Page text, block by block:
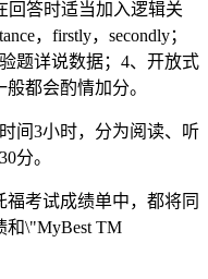
回答时适当加入逻辑关
，firstly，secondly；
题详说数据；4、开放式
都会酌情加分。
3小时，分为阅读、听
分。
考试成绩单中，都将同
和\"MyBest TM